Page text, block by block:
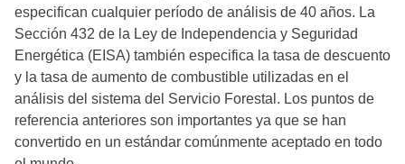
especifican cualquier período de análisis de 40 años. La
Sección 432 de la Ley de Independencia y Seguridad
Energética (EISA) también especifica la tasa de descuento
y la tasa de aumento de combustible utilizadas en el
análisis del sistema del Servicio Forestal. Los puntos de
referencia anteriores son importantes ya que se han
convertido en un estándar comúnmente aceptado en todo